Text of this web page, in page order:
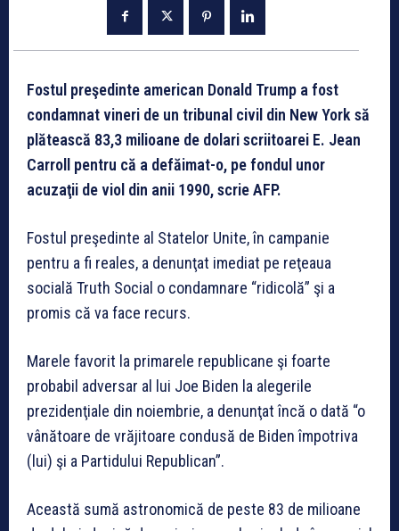
Fostul preşedinte american Donald Trump a fost
condamnat vineri de un tribunal civil din New York să
plătească 83,3 milioane de dolari scriitoarei E. Jean
Carroll pentru că a defăimat-o, pe fondul unor
acuzaţii de viol din anii 1990, scrie AFP.
Fostul preşedinte al Statelor Unite, în campanie
pentru a fi reales, a denunţat imediat pe reţeaua
socială Truth Social o condamnare “ridicolă” şi a
promis că va face recurs.
Marele favorit la primarele republicane şi foarte
probabil adversar al lui Joe Biden la alegerile
prezidenţiale din noiembrie, a denunţat încă o dată “o
vânătoare de vrăjitoare condusă de Biden împotriva
(lui) şi a Partidului Republican”.
Această sumă astronomică de peste 83 de milioane